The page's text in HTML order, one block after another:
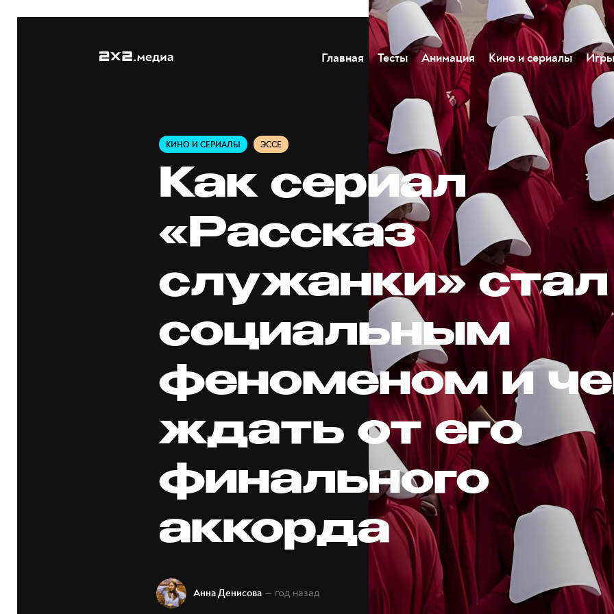
Главная Тесты Анимация Кино и сериалы Игры
КИНО И СЕРИАЛЫ ЭССЕ
Как сериал
«Рассказ
служанки» стал
социальным
феноменом и
ждать от его
финального
аккорда
Анна Денисова — год назад